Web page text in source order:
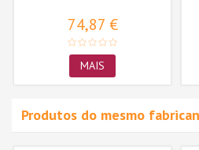
74,87 €
MAIS
Produtos do mesmo